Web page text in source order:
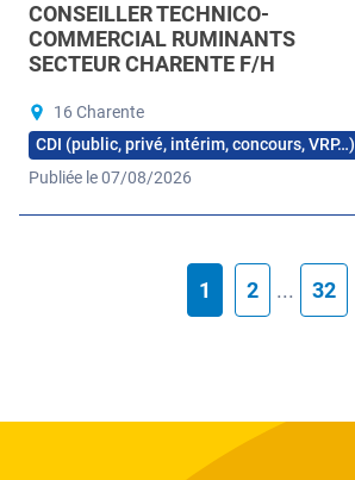
CONSEILLER TECHNICO-
COMMERCIAL RUMINANTS
SECTEUR CHARENTE F/H
16 Charente
CDI (public, privé, intérim, concours, VRP…)
Publiée le 07/08/2026
1 2 ... 32